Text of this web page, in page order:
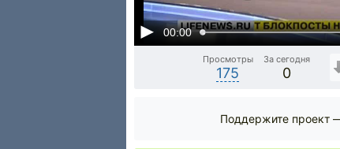
00:00
Просмотры
175
За сегодня
0
Поддержите проект